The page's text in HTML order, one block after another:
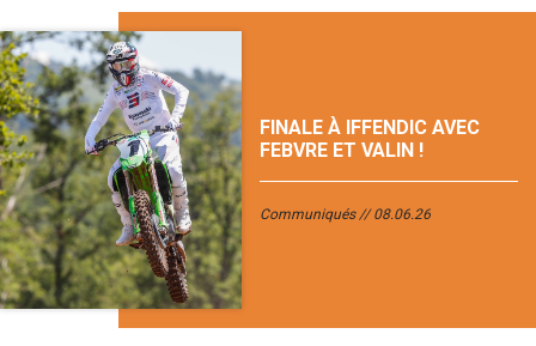
FINALE À IFFENDIC AVEC
FEBVRE ET VALIN !
Communiqués 08.06.26